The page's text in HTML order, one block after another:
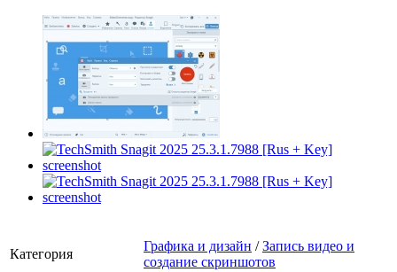
Категория
Графика и дизайн /Запись видео и
создание скриншотов